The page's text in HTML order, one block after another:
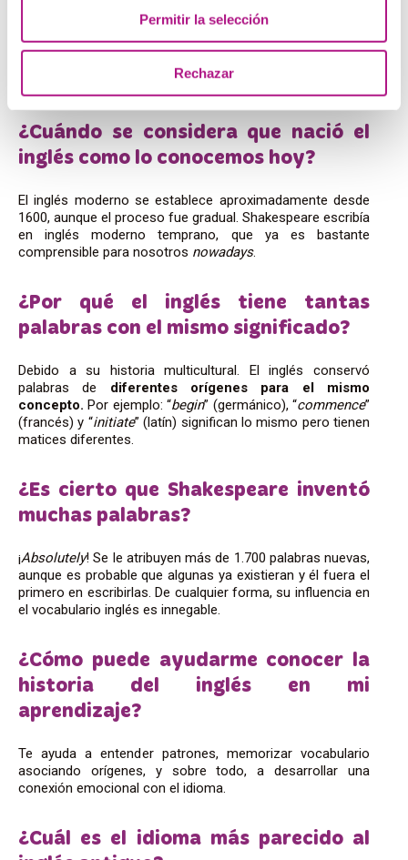
Permitir la selección
Rechazar
FAQs sobre la historia del
¿Cuándo se considera que nació el
inglés como lo conocemos hoy?
El inglés moderno se establece aproximadamente desde
1600, aunque el proceso fue gradual. Shakespeare escribía
en inglés moderno temprano, que ya es bastante
comprensible para nosotros nowadays.
¿Por qué el inglés tiene tantas
palabras con el mismo significado?
Debido a su historia multicultural. El inglés conservó
palabras de diferentes orígenes para el mismo
concepto. Por ejemplo: “begin” (germánico), “commence”
(francés) y “initiate” (latín) significan lo mismo pero tienen
matices diferentes.
¿Es cierto que Shakespeare inventó
muchas palabras?
¡Absolutely! Se le atribuyen más de 1.700 palabras nuevas,
aunque es probable que algunas ya existieran y él fuera el
primero en escribirlas. De cualquier forma, su influencia en
el vocabulario inglés es innegable.
¿Cómo puede ayudarme conocer la
historia del inglés en mi
aprendizaje?
Te ayuda a entender patrones, memorizar vocabulario
asociando orígenes, y sobre todo, a desarrollar una
conexión emocional con el idioma.
¿Cuál es el idioma más parecido al